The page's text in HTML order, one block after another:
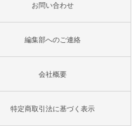
お問い合わせ
編集部へのご連絡
会社概要
特定商取引法に基づく表示